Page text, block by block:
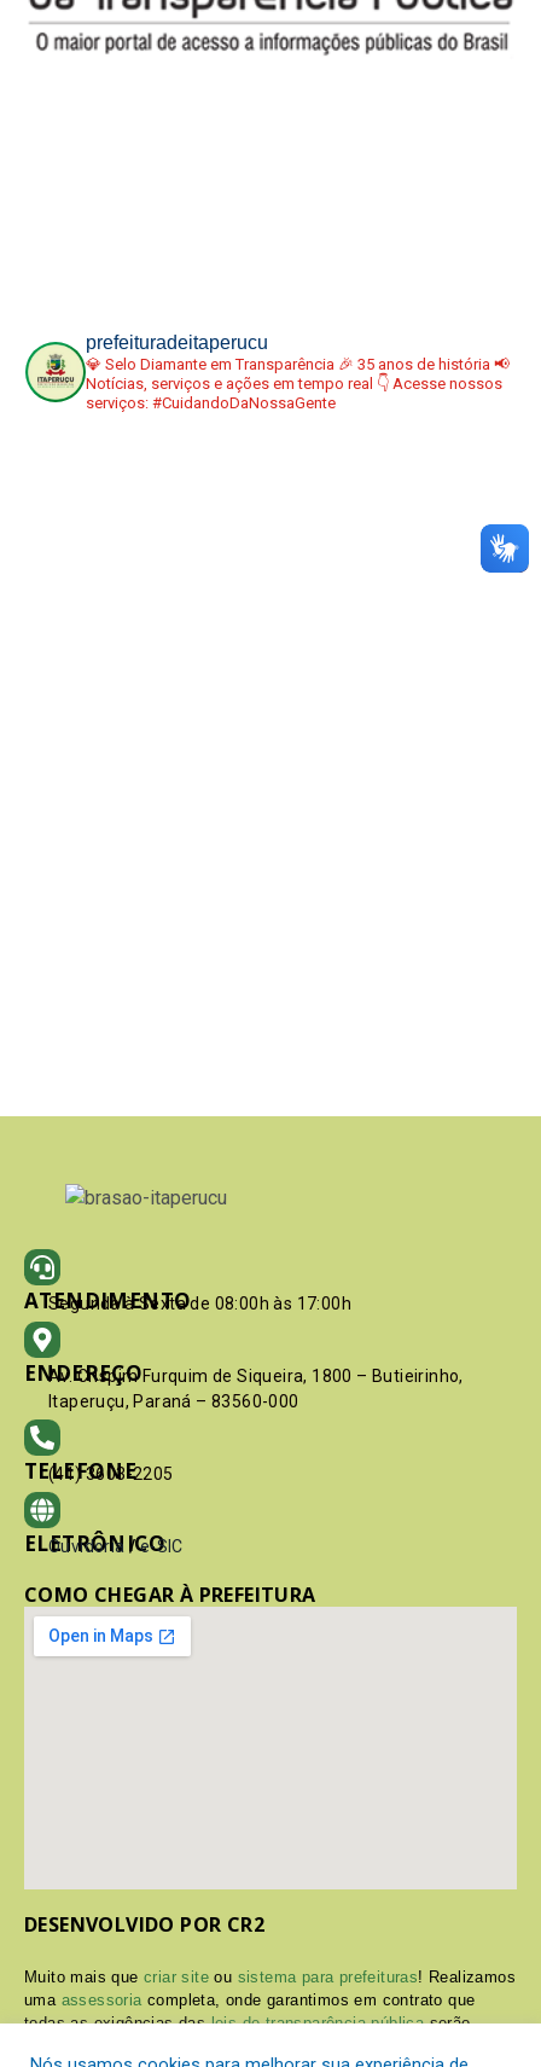
prefeituradeitaperucu
💎 Selo Diamante em Transparência 🎉 35 anos de história 📢
Notícias, serviços e ações em tempo real 👇 Acesse nossos
serviços: #CuidandoDaNossaGente
ATENDIMENTO
Segunda à Sexta de 08:00h às 17:00h
ENDEREÇO
Av. Crispim Furquim de Siqueira, 1800 – Butieirinho,
Itaperuçu, Paraná – 83560-000
TELEFONE
(41) 3603-2205
ELETRÔNICO
Ouvidoria / e-SIC
COMO CHEGAR À PREFEITURA
DESENVOLVIDO POR CR2
Muito mais quecriar site ou sistema para prefeituras! Realizamos
uma assessoriacompleta, onde garantimos em contrato que
todas as exigências dasleis de transparência públicaserão